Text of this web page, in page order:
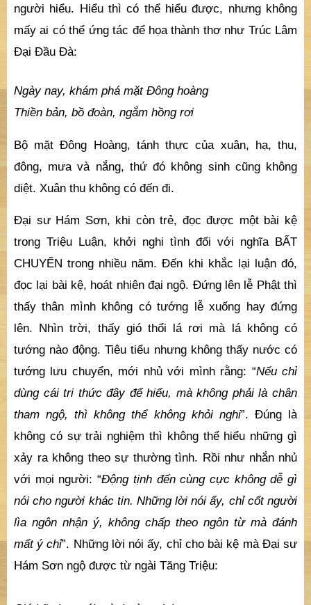
người hiểu. Hiểu thì có thể hiểu được, nhưng không
mấy ai có thể ứng tác để họa thành thơ như Trúc Lâm
Đại Đầu Đà:
Ngày nay, khám phá mặt Đông hoàng
Thiền bản, bồ đoàn, ngắm hồng rơi
Bộ mặt Đông Hoàng, tánh thực của xuân, hạ, thu,
đông, mưa và nắng, thứ đó không sinh cũng không
diệt. Xuân thu không có đến đi.
Đại sư Hám Sơn, khi còn trẻ, đọc được một bài kệ
trong Triệu Luận, khởi nghi tình đối với nghĩa BẤT
CHUYỂN trong nhiều năm. Đến khi khắc lại luận đó,
đọc lại bài kệ, hoát nhiên đại ngộ. Đứng lên lễ Phật thì
thấy thân mình không có tướng lễ xuống hay đứng
lên. Nhìn trời, thấy gió thổi lá rơi mà lá không có
tướng nào động. Tiêu tiểu nhưng không thấy nước có
tướng lưu chuyển, mới nhủ với mình rằng: “Nếu chỉ
dùng cái tri thức đây để hiểu, mà không phải là chân
tham ngộ, thì không thể không khỏi nghi”. Đúng là
không có sự trải nghiệm thì không thể hiểu những gì
xảy ra không theo sự thường tình. Rồi như nhắn nhủ
với mọi người: “Động tịnh đến cùng cực không dễ gì
nói cho người khác tin. Những lời nói ấy, chỉ cốt người
lìa ngôn nhận ý, không chấp theo ngôn từ mà đánh
mất ý chỉ”. Những lời nói ấy, chỉ cho bài kệ mà Đại sư
Hám Sơn ngộ được từ ngài Tăng Triệu: